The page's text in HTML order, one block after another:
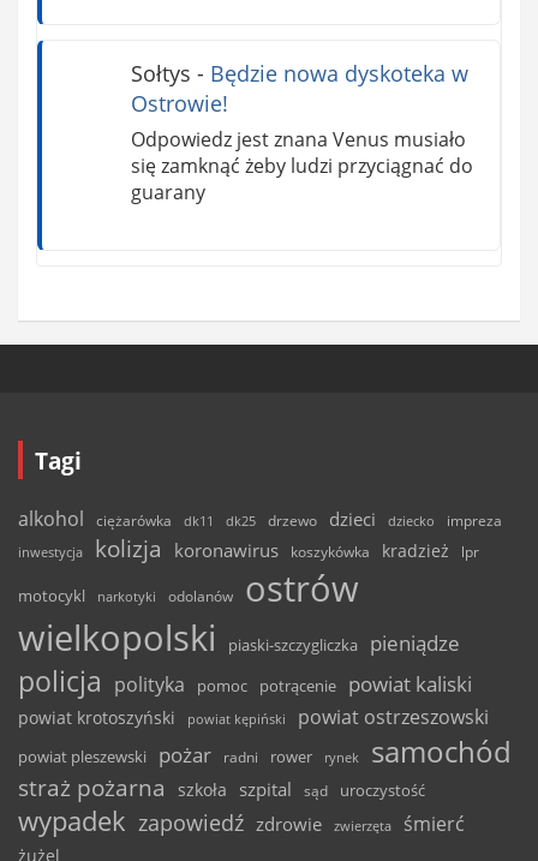
Sołtys - Będzie nowa dyskoteka w
Ostrowie!
Odpowiedz jest znana Venus musiało
się zamknąć żeby ludzi przyciągnać do
guarany
Tagi
alkohol ciężarówka dk11 dk25 drzewo dzieci dziecko
impreza
inwestycja
kolizja koronawirus koszykówka kradzież lpr
motocykl narkotyki odolanów
ostrów
wielkopolski
piaski-szczygliczka pieniądze
policja polityka pomoc potrącenie powiat kaliski
powiat krotoszyński powiat kępiński powiat ostrzeszowski
powiat pleszewski pożar radni rower rynek samochód
straż pożarna szkoła szpital sąd uroczystość
wypadek zapowiedź zdrowie zwierzęta śmierć
żużel